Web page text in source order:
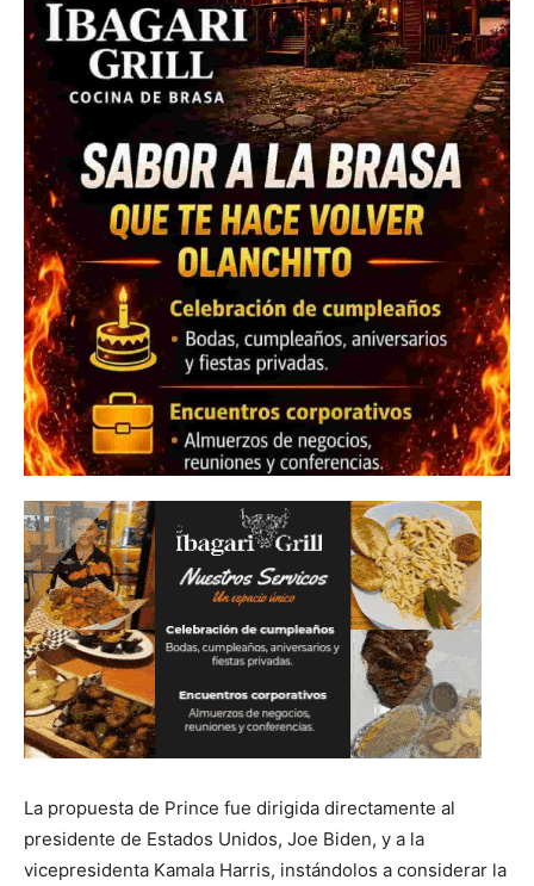
La propuesta de Prince fue dirigida directamente al
presidente de Estados Unidos, Joe Biden, y a la
vicepresidenta Kamala Harris, instándolos a considerar la